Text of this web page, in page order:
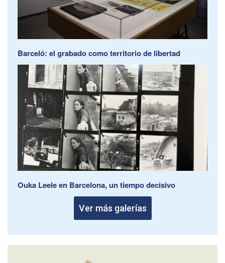
Barceló: el grabado como territorio de libertad
Ouka Leele en Barcelona, un tiempo decisivo
Ver más galerías